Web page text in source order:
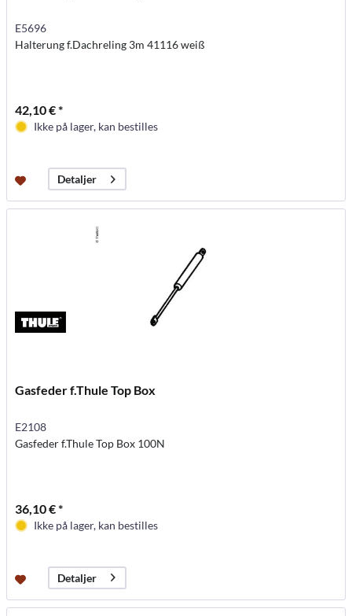
E5696
Halterung f.Dachreling 3m 41116 weiß
42,10 € *
Ikke på lager, kan bestilles
Detaljer
Gasfeder f.Thule Top Box
E2108
Gasfeder f.Thule Top Box 100N
36,10 € *
Ikke på lager, kan bestilles
Detaljer